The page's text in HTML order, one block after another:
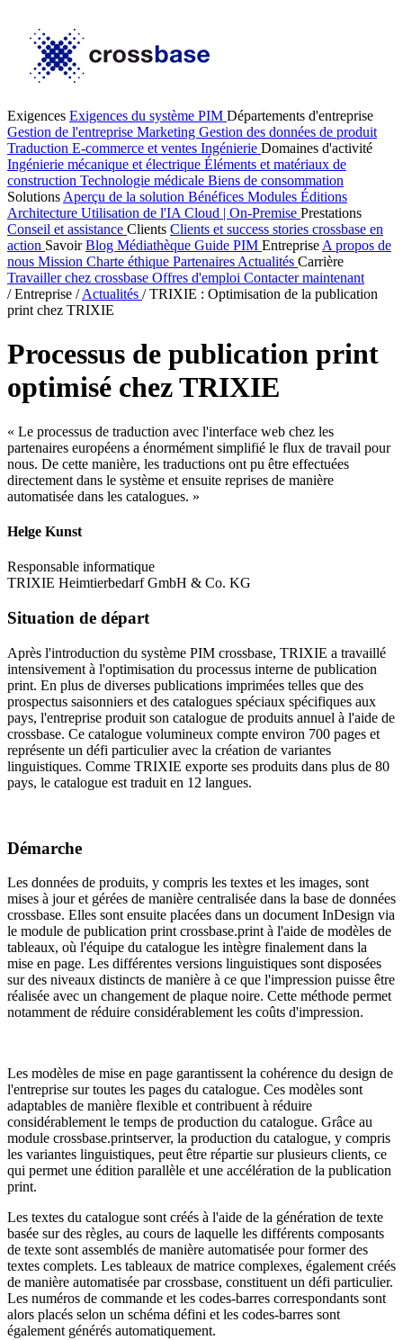
Exigences Exigences du système PIM Départements d'entreprise
Gestion de l'entreprise Marketing Gestion des données de produit
Traduction E-commerce et ventes Ingénierie Domaines d'activité
Ingénierie mécanique et électrique Éléments et matériaux de
construction Technologie médicale Biens de consommation
Solutions Aperçu de la solution Bénéfices Modules Éditions
Architecture Utilisation de l'IA Cloud | On-Premise Prestations
Conseil et assistance Clients Clients et success stories crossbase en
action SavoirBlog Médiathèque Guide PIM Entreprise A propos de
nous Mission Charte éthique Partenaires Actualités Carrière
Travailler chez crossbase Offres d'emploi Contacter maintenant
/ Entreprise / Actualités / TRIXIE : Optimisation de la publication
print chez TRIXIE
Processus de publication print
optimisé chez TRIXIE
« Le processus de traduction avec l'interface web chez les
partenaires européens a énormément simplifié le flux de travail pour
nous. De cette manière, les traductions ont pu être effectuées
directement dans le système et ensuite reprises de manière
automatisée dans les catalogues. »
Helge Kunst
Responsable informatique
TRIXIE Heimtierbedarf GmbH & Co. KG
Situation de départ
Après l'introduction du système PIM crossbase, TRIXIE a travaillé
intensivement à l'optimisation du processus interne de publication
print. En plus de diverses publications imprimées telles que des
prospectus saisonniers et des catalogues spéciaux spécifiques aux
pays, l'entreprise produit son catalogue de produits annuel à l'aide de
crossbase. Ce catalogue volumineux compte environ 700 pages et
représente un défi particulier avec la création de variantes
linguistiques. Comme TRIXIE exporte ses produits dans plus de 80
pays, le catalogue est traduit en 12 langues.
Démarche
Les données de produits, y compris les textes et les images, sont
mises à jour et gérées de manière centralisée dans la base de données
crossbase. Elles sont ensuite placées dans un document InDesign via
le module de publication print crossbase.print à l'aide de modèles de
tableaux, où l'équipe du catalogue les intègre finalement dans la
mise en page. Les différentes versions linguistiques sont disposées
sur des niveaux distincts de manière à ce que l'impression puisse être
réalisée avec un changement de plaque noire. Cette méthode permet
notamment de réduire considérablement les coûts d'impression.
Les modèles de mise en page garantissent la cohérence du design de
l'entreprise sur toutes les pages du catalogue. Ces modèles sont
adaptables de manière flexible et contribuent à réduire
considérablement le temps de production du catalogue. Grâce au
module crossbase.printserver, la production du catalogue, y compris
les variantes linguistiques, peut être répartie sur plusieurs clients, ce
qui permet une édition parallèle et une accélération de la publication
print.
Les textes du catalogue sont créés à l'aide de la génération de texte
basée sur des règles, au cours de laquelle les différents composants
de texte sont assemblés de manière automatisée pour former des
textes complets. Les tableaux de matrice complexes, également créés
de manière automatisée par crossbase, constituent un défi particulier.
Les numéros de commande et les codes-barres correspondants sont
alors placés selon un schéma défini et les codes-barres sont
également générés automatiquement.